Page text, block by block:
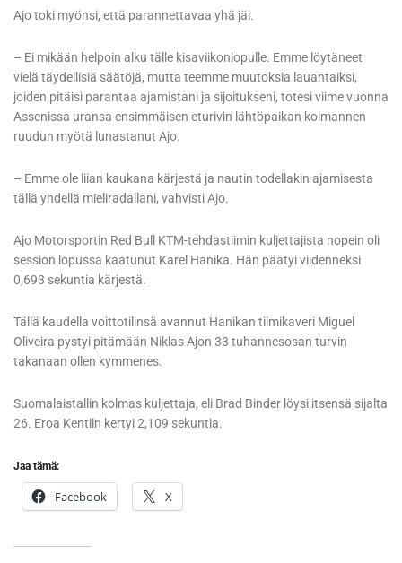
Ajo toki myönsi, että parannettavaa yhä jäi.
– Ei mikään helpoin alku tälle kisaviikonlopulle. Emme löytäneet
vielä täydellisiä säätöjä, mutta teemme muutoksia lauantaiksi,
joiden pitäisi parantaa ajamistani ja sijoitukseni, totesi viime vuonna
Assenissa uransa ensimmäisen eturivin lähtöpaikan kolmannen
ruudun myötä lunastanut Ajo.
– Emme ole liian kaukana kärjestä ja nautin todellakin ajamisesta
tällä yhdellä mieliradallani, vahvisti Ajo.
Ajo Motorsportin Red Bull KTM-tehdastiimin kuljettajista nopein oli
session lopussa kaatunut Karel Hanika. Hän päätyi viidenneksi
0,693 sekuntia kärjestä.
Tällä kaudella voittotilinsä avannut Hanikan tiimikaveri Miguel
Oliveira pystyi pitämään Niklas Ajon 33 tuhannesosan turvin
takanaan ollen kymmenes.
Suomalaistallin kolmas kuljettaja, eli Brad Binder löysi itsensä sijalta
26. Eroa Kentiin kertyi 2,109 sekuntia.
Jaa tämä:
Facebook X